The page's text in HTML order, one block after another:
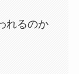
れるのか